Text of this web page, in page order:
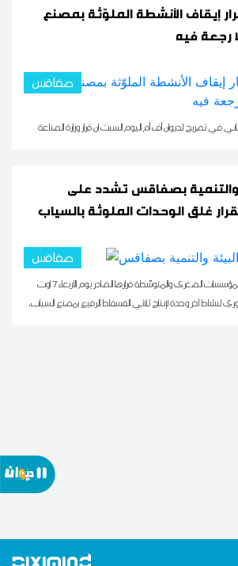
إيقاف الأنشطة الملوّثة بمصنع
رجعة فيه
صفاقس
في تصريح لديوان أف أم اليوم السبت ان قرار وزارة الصناعة
والتنمية بصفاقس تشدد على
غلق الوحدات الملوثة بالسياب
صفاقس
على إثر اعلان وزارة الصناعة والمؤسسات الصغرى والمتوسّطة قرارها الصادر يوم الأربعاء 7 اوت